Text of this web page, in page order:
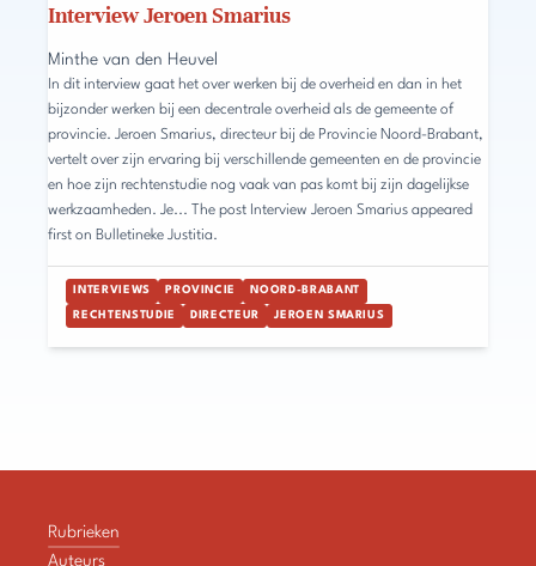
Interview Jeroen Smarius
Minthe van den Heuvel
In dit interview gaat het over werken bij de overheid en dan in het
bijzonder werken bij een decentrale overheid als de gemeente of
provincie. Jeroen Smarius, directeur bij de Provincie Noord-Brabant,
vertelt over zijn ervaring bij verschillende gemeenten en de provincie
en hoe zijn rechtenstudie nog vaak van pas komt bij zijn dagelijkse
werkzaamheden. Je... The post Interview Jeroen Smarius appeared
first on Bulletineke Justitia.
INTERVIEWS PROVINCIE NOORD-BRABANT
RECHTENSTUDIE DIRECTEUR JEROEN SMARIUS
Rubrieken
Auteurs